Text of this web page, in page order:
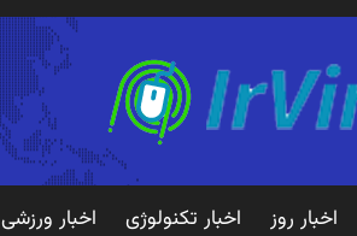
اخبار روز اخبار تکنولوژی اخبار ورزشی